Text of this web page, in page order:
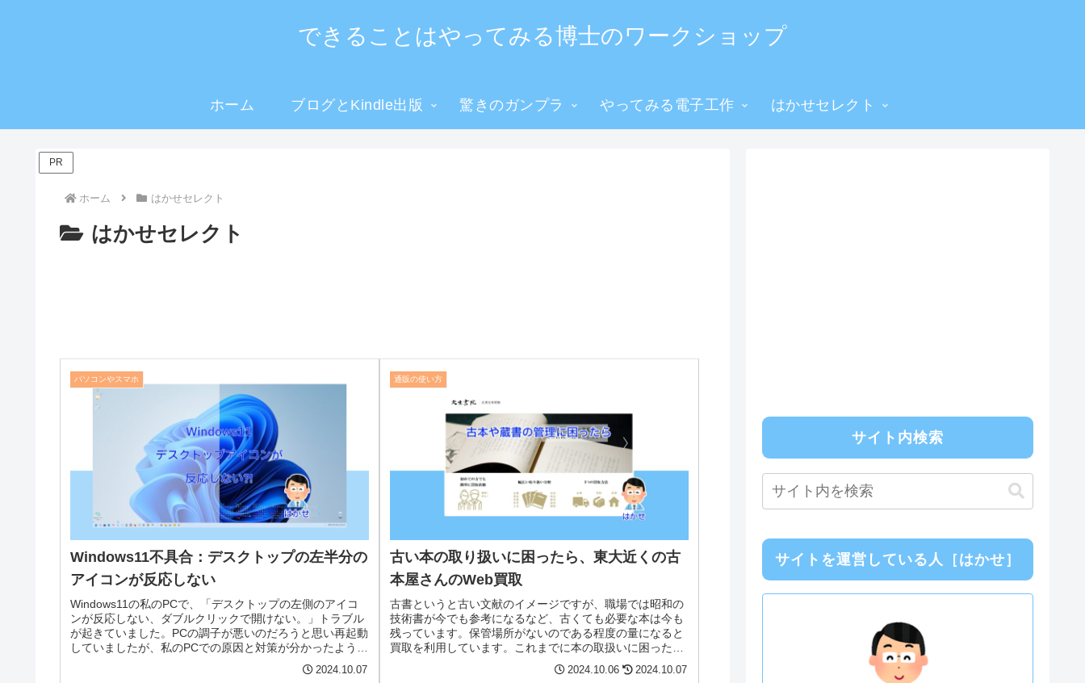
できることはやってみる博士のワークショップ
ホーム ブログとKindle出版 驚きのガンプラ やってみる電子工作 はかせセレクト
PR
ホーム はかせセレクト
はかせセレクト
パソコンやスマホ
Windows11不具合：デスクトップの左半分の
アイコンが反応しない
Windows11の私のPCで、「デスクトップの左側のアイコ
ンが反応しない、ダブルクリックで開けない。」トラブル
が起きていました。PCの調子が悪いのだろうと思い再起動
していましたが、私のPCでの原因と対策が分かったような
2024.10.07
通販の使い方
古い本の取り扱いに困ったら、東大近くの古
本屋さんのWeb買取
古書というと古い文献のイメージですが、職場では昭和の
技術書が今でも参考になるなど、古くても必要な本は今も
残っています。保管場所がないのである程度の量になると
買取を利用しています。これまでに本の取扱いに困ったこ
とや古の買取について説明します。
2024.10.06 2024.10.07
サイト内検索
サイトを運営している人［はかせ］